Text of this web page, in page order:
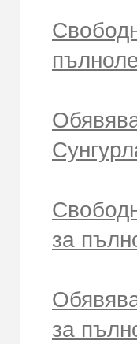
за
за